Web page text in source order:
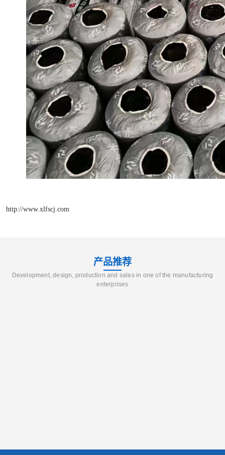
http://www.xlfscj.com
产品推荐
Development, design, production and sales in one of the manufacturing
enterprises